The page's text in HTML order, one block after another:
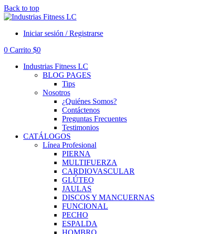
Back to top
Iniciar sesión / Registrarse
0 Carrito $0
Industrias Fitness LC
BLOG PAGES
Tips
Nosotros
¿Quiénes Somos?
Contáctenos
Preguntas Frecuentes
Testimonios
CATÁLOGOS
Línea Profesional
PIERNA
MULTIFUERZA
CARDIOVASCULAR
GLÚTEO
JAULAS
DISCOS Y MANCUERNAS
FUNCIONAL
PECHO
ESPALDA
HOMBRO